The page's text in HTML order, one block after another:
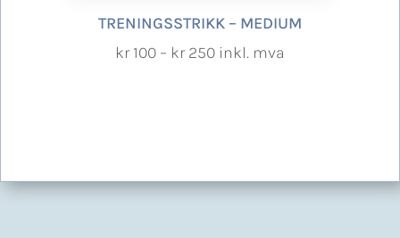
TRENINGSSTRIKK – MEDIUM
kr100 – kr250Prisområde:
inkl. mva